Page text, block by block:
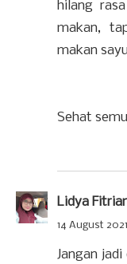
hilang
makan,
makan
Sehat
Lidya
14 August
Jangan